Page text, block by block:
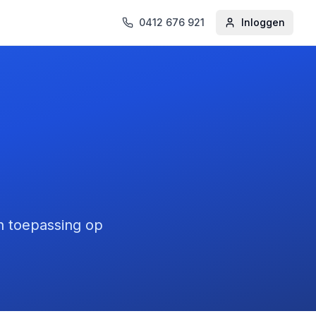
0412 676 921 Inloggen
toepassing op